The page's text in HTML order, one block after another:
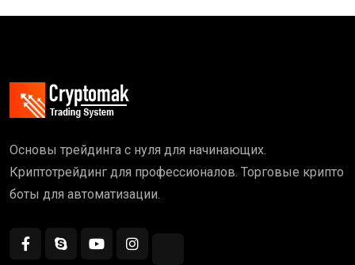
Основы трейдинга с нуля для начинающих.
Криптотрейдинг для профессионалов. Торговые крипто
боты для автоматизации.